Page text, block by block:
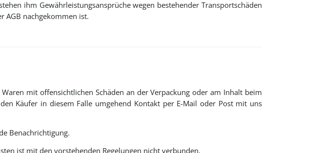
ihm Gewährleistungsansprüche wegen bestehender Transportschäden
AGB nachgekommen ist.
mit offensichtlichen Schäden an der Verpackung oder am Inhalt beim
Käufer in diesem Falle umgehend Kontakt per E-Mail oder Post mit uns
Benachrichtigung.
ist mit den vorstehenden Regelungen nicht verbunden.